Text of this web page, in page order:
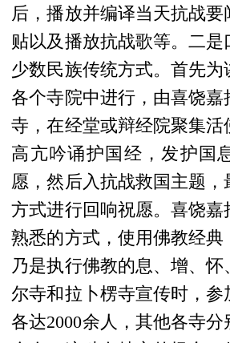
后，播放并编译当天抗战
贴以及播放抗战歌等。二是
少数民族传统方式。首先为
各个寺院中进行，由喜饶嘉
寺，在经堂或辩经院聚集活
高亢吟诵护国经，发护国
愿，然后入抗战救国主题，
方式进行回响祝愿。喜饶嘉
熟悉的方式，使用佛教经典
乃是执行佛教的息、增、
尔寺和拉卜楞寺宣传时，参
各达2000余人，其他各寺